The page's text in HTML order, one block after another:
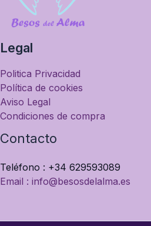
Legal
Politica Privacidad
Política de cookies
Aviso Legal
Condiciones de compra
Contacto
Teléfono : +34 629593089
Email : info@besosdelalma.es